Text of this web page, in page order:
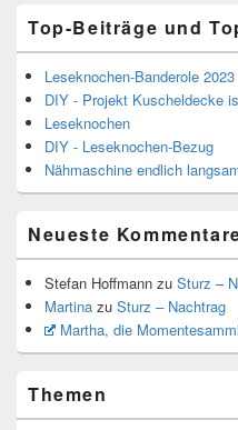
Top-Beiträge und
Leseknochen-Banderole 2023
DIY - Projekt Kuscheldecke
Leseknochen
DIY - Leseknochen-Bezug
Nähmaschine endlich
Neueste
Stefan Hoffmann zu Sturz –
Martina zu Sturz – Nachtrag
Martha, die
Themen